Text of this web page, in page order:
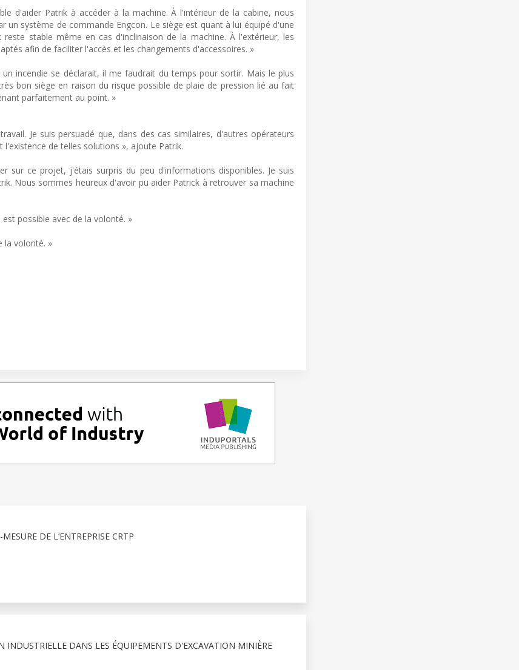
d'aider Patrik à accéder à la machine. À l'intérieur de la cabine, nous
un système de commande Engcon. Le siège est quant à lui équipé d'une
stable même en cas d'inclinaison de la machine. À l'extérieur, les
afin de faciliter l'accès et les changements d'accessoires. »
incendie se déclarait, il me faudrait du temps pour sortir. Mais le plus
bon siège en raison du risque possible de plaie de pression lié au fait
parfaitement au point. »
Je suis persuadé que, dans des cas similaires, d'autres opérateurs
de telles solutions », ajoute Patrik.
sur ce projet, j'étais surpris du peu d'informations disponibles. Je suis
Nous sommes heureux d'avoir pu aider Patrick à retrouver sa machine
possible avec de la volonté. »
la volonté. »
DE L’ENTREPRISE CRTP
DANS LES ÉQUIPEMENTS D'EXCAVATION MINIÈRE